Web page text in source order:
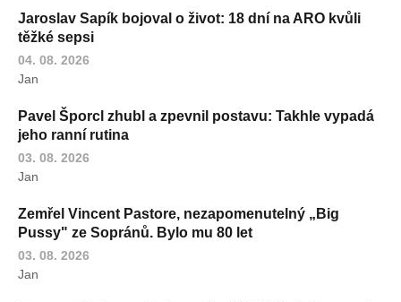
Jaroslav Sapík bojoval o život: 18 dní na ARO kvůli
těžké sepsi
04. 08. 2026
Jan
Pavel Šporcl zhubl a zpevnil postavu: Takhle vypadá
jeho ranní rutina
03. 08. 2026
Jan
Zemřel Vincent Pastore, nezapomenutelný „Big
Pussy" ze Sopránů. Bylo mu 80 let
03. 08. 2026
Jan